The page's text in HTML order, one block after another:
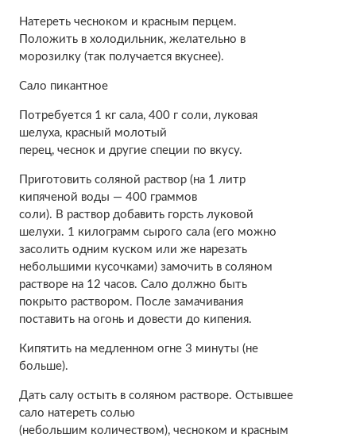
Натереть чесноком и красным перцем.
Положить в холодильник, желательно в
морозилку (так получается вкуснее).
Сало пикантное
Потребуется 1 кг сала, 400 г соли, луковая
шелуха, красный молотый
перец, чеснок и другие специи по вкусу.
Приготовить соляной раствор (на 1 литр
кипяченой воды — 400 граммов
соли). В раствор добавить горсть луковой
шелухи. 1 килограмм сырого сала (его можно
засолить одним куском или же нарезать
небольшими кусочками) замочить в соляном
растворе на 12 часов. Сало должно быть
покрыто раствором. После замачивания
поставить на огонь и довести до кипения.
Кипятить на медленном огне 3 минуты (не
больше).
Дать салу остыть в соляном растворе. Остывшее
сало натереть солью
(небольшим количеством), чесноком и красным